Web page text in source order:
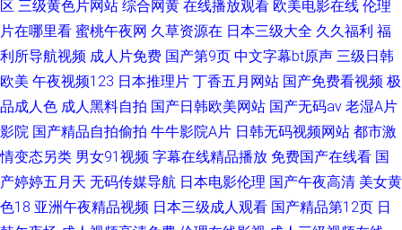
区 三级黄色片网站 综合网黄 在线播放观看 欧美电影在线 伦理
片在哪里看 蜜桃午夜网 久草资源在 日本三级大全 久久福利 福
利所导航视频 成人片免费 国产第9页 中文字幕bt原声 三级日韩
欧美 午夜视频123 日本推理片 丁香五月网站 国产免费看视频 极
品成人色 成人黑料自拍 国产日韩欧美网站 国产无码av 老湿A片
影院 国产精品自拍偷拍 牛牛影院A片 日韩无码视频网站 都市激
情变态另类 男女91视频 字幕在线精品播放 免费国产在线看 国
产婷婷五月天 无码传媒导航 日本电影伦理 国产午夜高清 美女黄
色18 亚洲午夜精品视频 日本三级成人观看 国产精品第12页 日